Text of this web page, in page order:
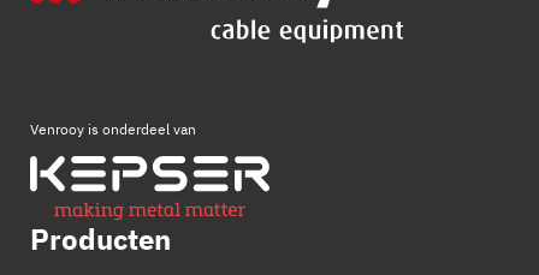
Venrooy is onderdeel van
Producten